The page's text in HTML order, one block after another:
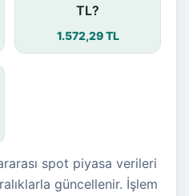
TL?
1.572,29 TL
spot piyasa verileri
güncellenir. İşlem